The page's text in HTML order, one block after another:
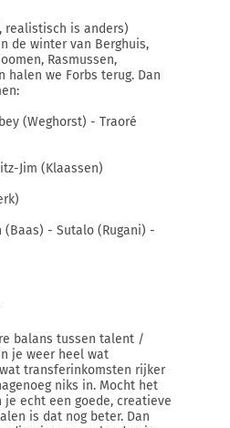
realistisch is anders)
de winter van Berghuis,
Rasmussen,
halen we Forbs terug. Dan
(Weghorst) - Traoré
Jim (Klaassen)
- Sutalo (Rugani) -
balans tussen talent /
je weer heel wat
transferinkomsten rijker
niks in. Mocht het
echt een goede, creatieve
is dat nog beter. Dan